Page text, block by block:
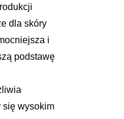
dla skóry
i
podstawę
się wysokim